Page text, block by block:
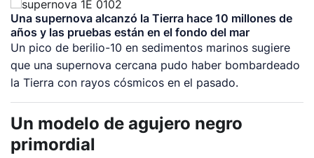
Una supernova alcanzó la Tierra hace 10 millones de
años y las pruebas están en el fondo del mar
Un pico de berilio-10 en sedimentos marinos sugiere
que una supernova cercana pudo haber bombardeado
la Tierra con rayos cósmicos en el pasado.
Un modelo de agujero negro
primordial